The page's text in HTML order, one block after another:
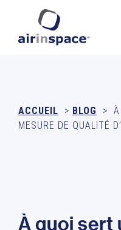
ACCUEIL > BLOG >
MESURE DE QUALITÉ
Àquoi sert